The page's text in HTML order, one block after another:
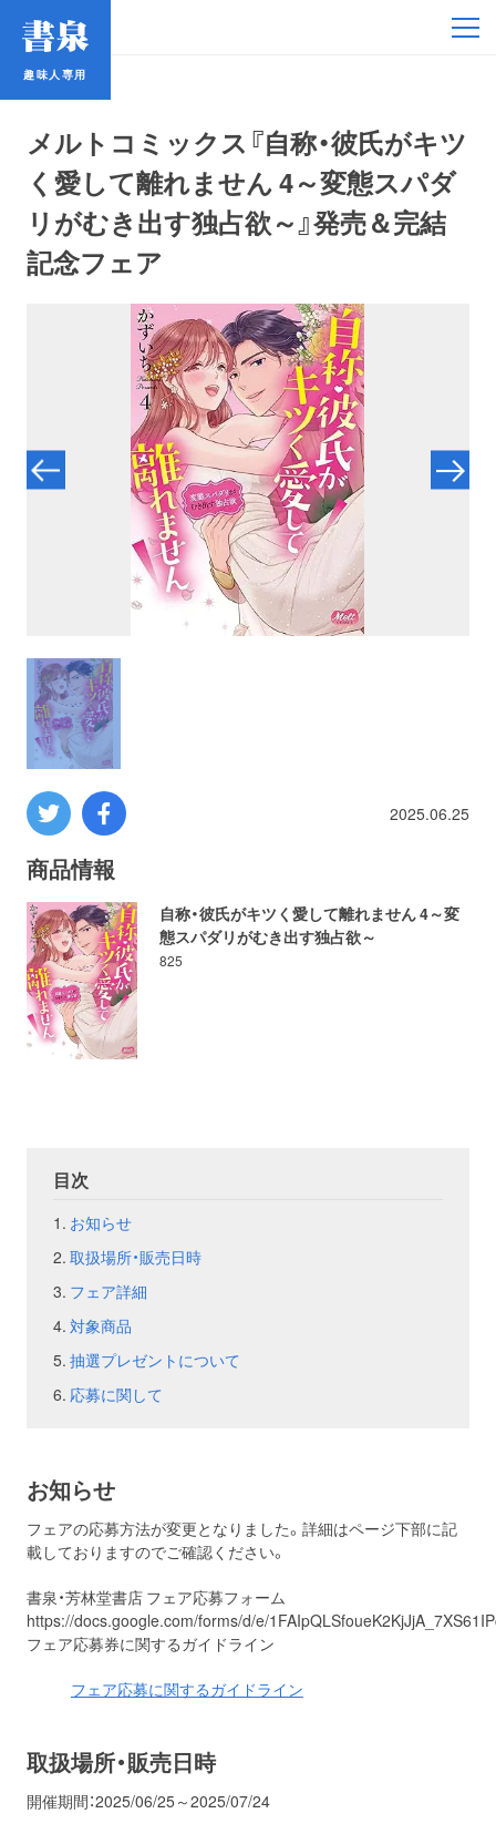
趣味人専用
メルトコミックス『自称・彼氏がキツ
く愛して離れません 4～変態スパダ
リがむき出す独占欲～』発売＆完結
記念フェア
2025.06.25
商品情報
自称・彼氏がキツく愛して離れません 4～変
態スパダリがむき出す独占欲～
825
目次
お知らせ
取扱場所・販売日時
フェア詳細
対象商品
抽選プレゼントについて
応募に関して
お知らせ
フェアの応募方法が変更となりました。詳細はページ下部に記
載しておりますのでご確認ください。
書泉・芳林堂書店 フェア応募フォーム
https://docs.google.com/forms/d/e/
フェア応募券に関するガイドライン
フェア応募に関するガイドライン
取扱場所・販売日時
開催期間：2025/06/25～2025/07/24
趣味人専用
アイドル
鉄道・バス
コミック・ラノベ
プロレス
ミリタリー
イベント
フェア お知らせ
会社概要
お問い合わせ